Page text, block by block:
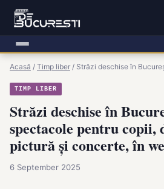
Acasă / Timp liber / Străzi deschise în
TIMP LIBER
Străzi deschise în
spectacole pentru copii,
pictură şi concerte, în
6 September 2025